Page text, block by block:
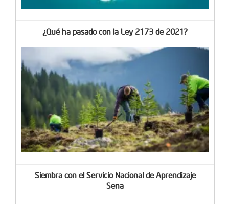
¿Qué ha pasado con la Ley 2173 de 2021?
Siembra con el Servicio Nacional de Aprendizaje
Sena